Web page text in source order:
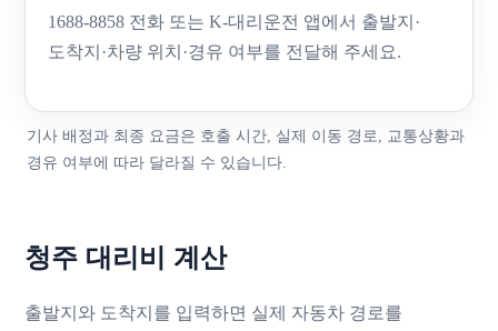
1688-8858 전화 또는 K-대리운전 앱에서 출발지·
도착지·차량 위치·경유 여부를 전달해 주세요.
기사 배정과 최종 요금은 호출 시간, 실제 이동 경로, 교통상황과
경유 여부에 따라 달라질 수 있습니다.
청주 대리비 계산
출발지와 도착지를 입력하면 실제 자동차 경로를